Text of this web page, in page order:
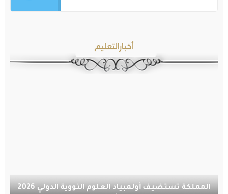
أخبارالتعليم
المملكة تستضيف أولمبياد العلوم النووية الدولي 2026